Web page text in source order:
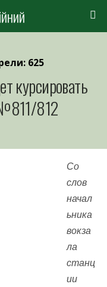
625
курсировать
812
Со
слов
начал
ьника
вокза
ла
станц
ии